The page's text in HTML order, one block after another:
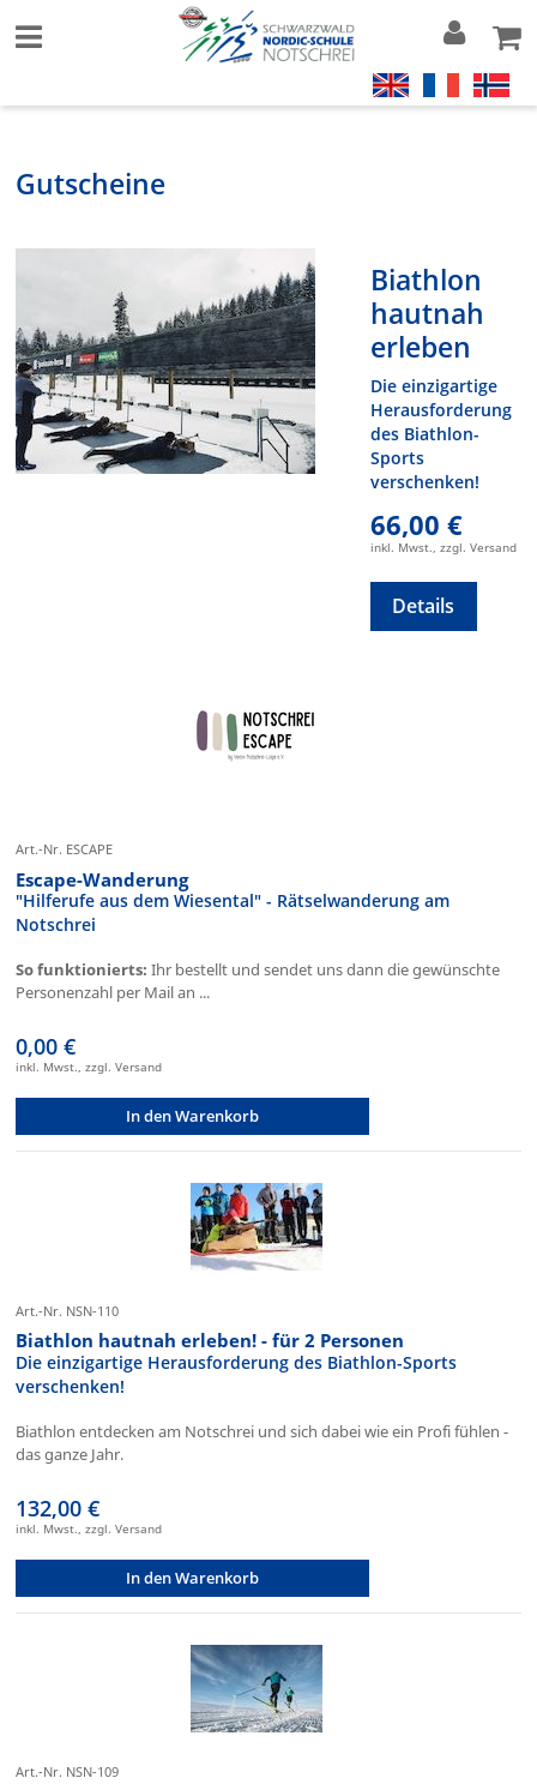
Gutscheine
Biathlon
hautnah
erleben
Die einzigartige
Herausforderung
des Biathlon-
Sports
verschenken!
66,00 €
inkl. Mwst., zzgl. Versand
Details
Art.-Nr. ESCAPE
Escape-Wanderung
"Hilferufe aus dem Wiesental" - Rätselwanderung am
Notschrei
So funktionierts: Ihr bestellt und sendet uns dann die gewünschte
Personenzahl per Mail an ...
0,00 €
inkl. Mwst., zzgl. Versand
In den Warenkorb
Art.-Nr. NSN-110
Biathlon hautnah erleben! - für 2 Personen
Die einzigartige Herausforderung des Biathlon-Sports
verschenken!
Biathlon entdecken am Notschrei und sich dabei wie ein Profi fühlen -
das ganze Jahr.
132,00 €
inkl. Mwst., zzgl. Versand
In den Warenkorb
Art.-Nr. NSN-109